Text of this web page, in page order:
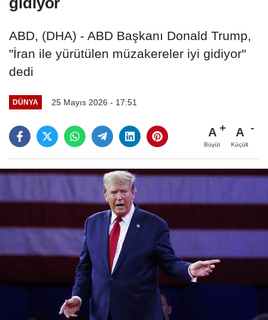
ABD, (DHA) - ABD Başkanı Donald Trump,
"İran ile yürütülen müzakereler iyi gidiyor"
dedi
DÜNYA 25 Mayıs 2026 - 17:51
A
Büyüt
A
Küçült